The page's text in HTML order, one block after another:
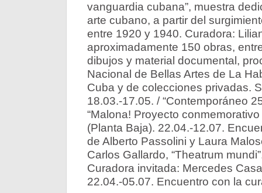
vanguardia cubana”, muestra
arte cubano, a partir del
entre 1920 y 1940. Curadora:
aproximadamente 150 obras,
dibujos y material documental,
Nacional de Bellas Artes de La
Cuba y de colecciones privadas.
18.03.-17.05. / “Contemporáneo
“Malona! Proyecto
(Planta Baja). 22.04.-12.07.
de Alberto Passolini y Laura
Carlos Gallardo, “Theatrum
Curadora invitada: Mercedes
22.04.-05.07. Encuentro con la